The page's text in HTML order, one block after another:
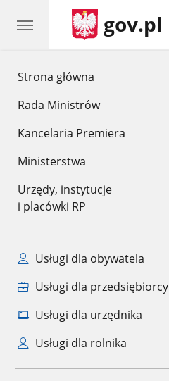
Strona główna
Rada Ministrów
Kancelaria Premiera
Ministerstwa
Urzędy, instytucje
i placówki RP
Usługi dla obywatela
Usługi dla przedsiębiorcy
Usługi dla urzędnika
Usługi dla rolnika
gov.pl